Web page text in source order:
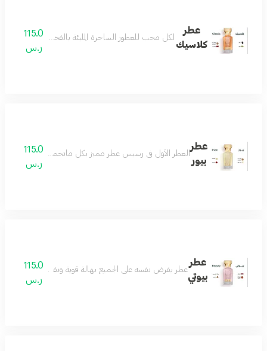
عطر
كلاسيك
لكل محب للعطور الساحرة المليئة بالفخامة والرقيّ
115.0
ر.س
عطر
بيور
العطر الأول في رسيس عطر مميز بكل ماتحمله الكلمة
115.0
ر.س
عطر
بيوتي
عطر يفرض نفسه على الجميع بهالة قوية ونفاذة تسحر كل
115.0
ر.س